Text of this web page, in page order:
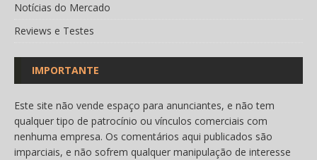
Notícias do Mercado
Reviews e Testes
IMPORTANTE
Este site não vende espaço para anunciantes, e não tem
qualquer tipo de patrocínio ou vínculos comerciais com
nenhuma empresa. Os comentários aqui publicados são
imparciais, e não sofrem qualquer manipulação de interesse